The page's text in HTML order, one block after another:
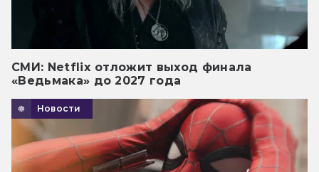
СМИ: Netflix отложит выход финала
«Ведьмака» до 2027 года
Новости